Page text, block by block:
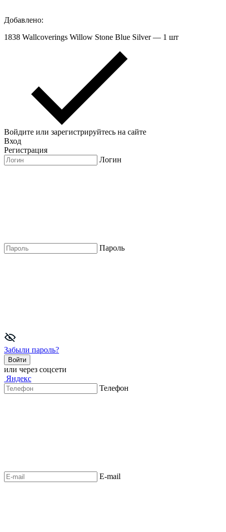
Добавлено:
1838 Wallcoverings Willow Stone Blue Silver — 1 шт
Войдите или зарегистрируйтесь на сайте
Вход
Регистрация
Логин
Пароль
Забыли пароль?
Войти
или через соцсети
Яндекс
Телефон
E-mail